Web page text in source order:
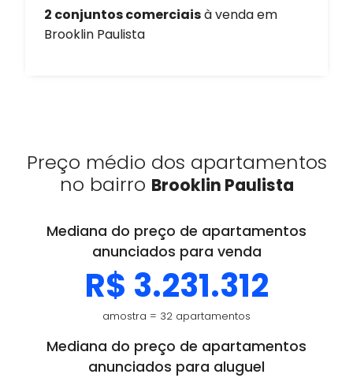
2 conjuntos comerciaisà venda em
Brooklin Paulista
Preço médio dos apartamentos
no bairro Brooklin Paulista
Mediana do preço de apartamentos
anunciados para venda
R$ 3.231.312
amostra = 32 apartamentos
Mediana do preço de apartamentos
anunciados para aluguel